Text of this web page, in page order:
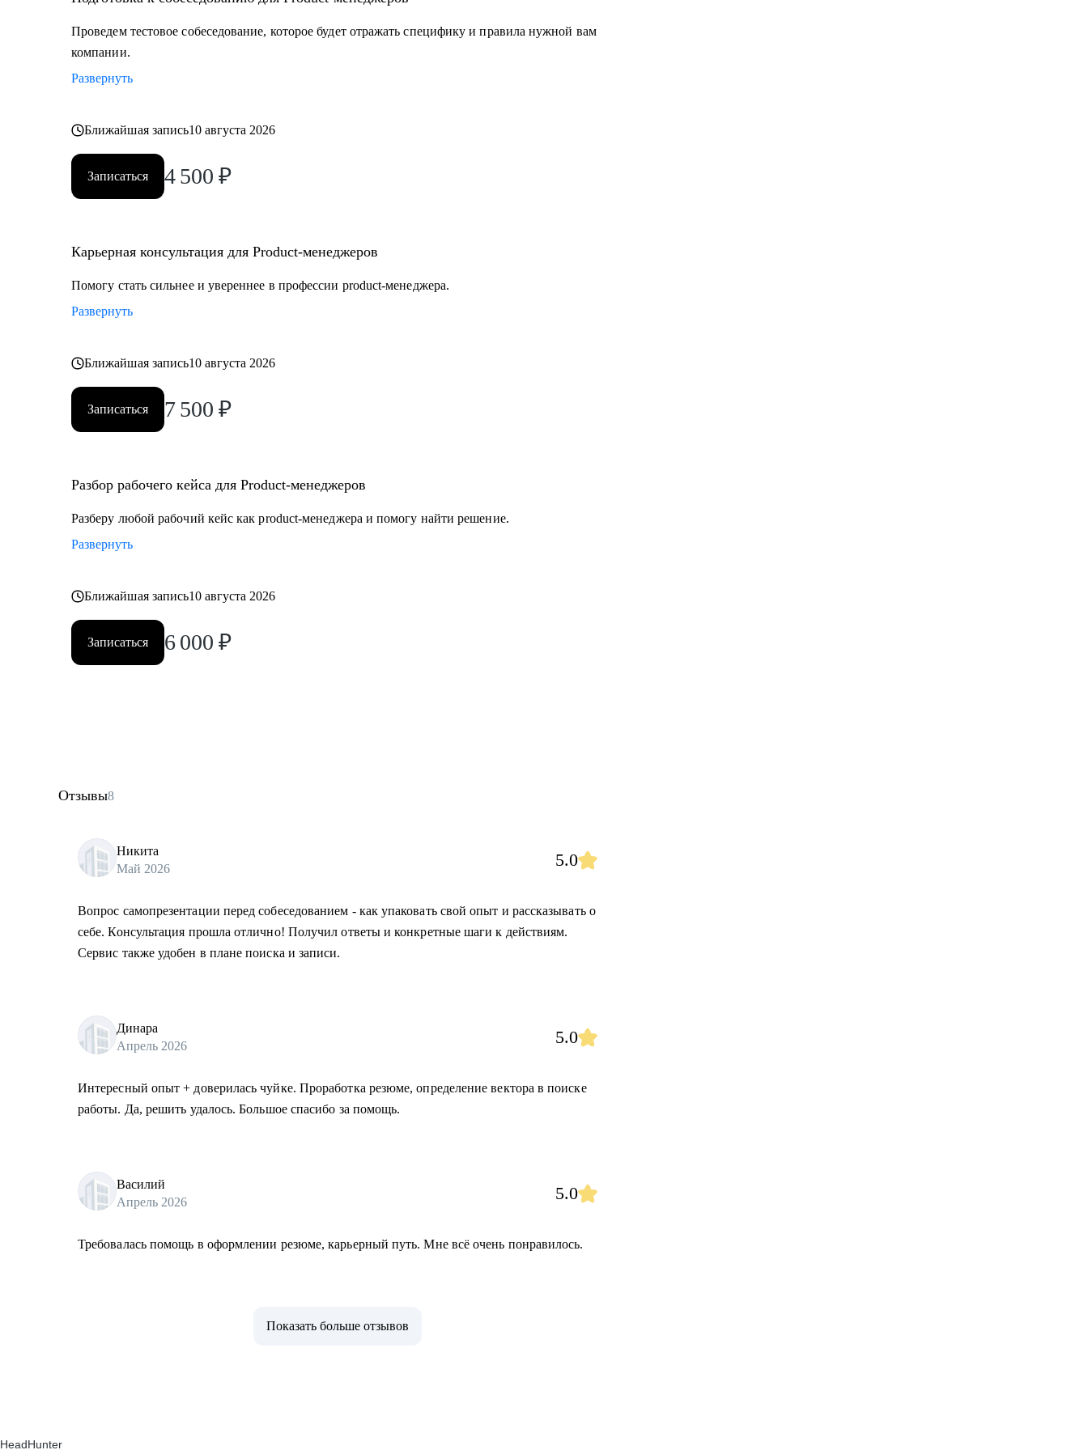
Проведем тестовое собеседование, которое будет отражать специфику и правила нужной вам
компании.
Развернуть
Ближайшая запись10 августа 2026
Записаться 4 500 ₽
Карьерная консультация для Product-менеджеров
Помогу стать сильнее и увереннее в профессии product-менеджера.
Развернуть
Ближайшая запись10 августа 2026
Записаться 7 500 ₽
Разбор рабочего кейса для Product-менеджеров
Разберу любой рабочий кейс как product-менеджера и помогу найти решение.
Развернуть
Ближайшая запись10 августа 2026
Записаться 6 000 ₽
Отзывы8
Никита
Май 2026
5.0
Вопрос самопрезентации перед собеседованием - как упаковать свой опыт и рассказывать о
себе. Консультация прошла отлично! Получил ответы и конкретные шаги к действиям.
Сервис также удобен в плане поиска и записи.
Динара
Апрель 2026
5.0
Интересный опыт + доверилась чуйке. Проработка резюме, определение вектора в поиске
работы. Да, решить удалось. Большое спасибо за помощь.
Василий
Апрель 2026
5.0
Требовалась помощь в оформлении резюме, карьерный путь. Мне всё очень понравилось.
Показать больше отзывов
HeadHunter